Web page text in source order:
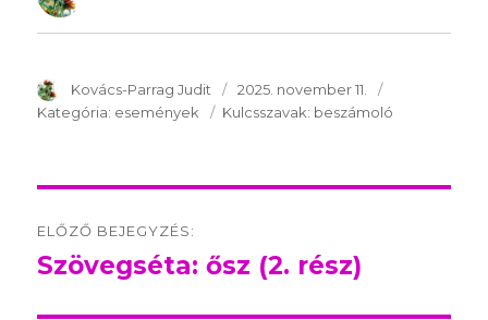
SzerzÅ
Kovács-Parrag Judit Közzétéve:
2025. november 11.
Kategória: Kategória:
események Kulcsszavak: Kulcsszavak:
beszámoló
navigation
ELŐZŐ BEJEGYZÉS:
Előző
Szövegséta: ősz (2. rész)